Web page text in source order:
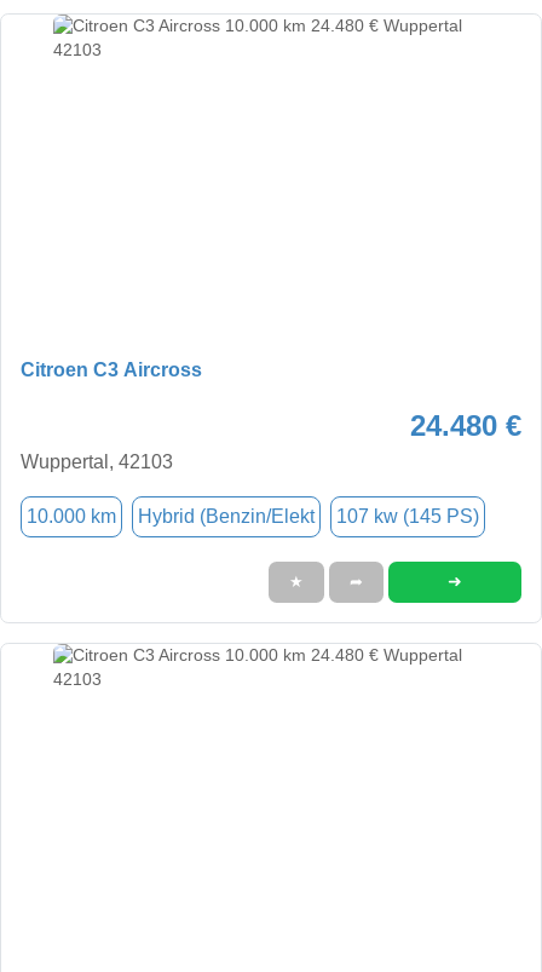
Citroen C3 Aircross
24.480 €
Wuppertal, 42103
10.000 km Hybrid (Benzin/Elekt 107 kw (145 PS)
★ ➦ ➜